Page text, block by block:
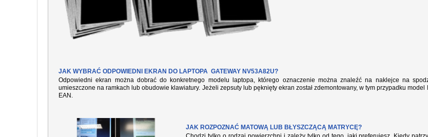
JAK WYBRAĆ ODPOWIEDNI EKRAN DO LAPTOPA GATEWAY NV53A82U?
Odpowiedni ekran można dobrać do konkretnego modelu laptopa, którego oznaczenie można znaleźć na naklejce na
umieszczone na ramkach lub obudowie klawiatury. Jeżeli zepsuty lub pęknięty ekran został zdemontowany, w tym przypadku
EAN.
JAK ROZPOZNAĆ MATOWĄ LUB BŁYSZCZĄCĄ MATRYCĘ?